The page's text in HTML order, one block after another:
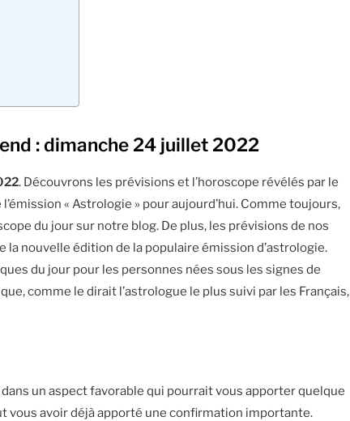
: dimanche 24 juillet 2022
. Découvrons les prévisions et l’horoscope révélés par le
« Astrologie » pour aujourd’hui. Comme toujours,
du jour sur notre blog. De plus, les prévisions de nos
nouvelle édition de la populaire émission d’astrologie.
du jour pour les personnes nées sous les signes de
que, comme le dirait l’astrologue le plus suivi par les Français,
un aspect favorable qui pourrait vous apporter quelque
vous avoir déjà apporté une confirmation importante.